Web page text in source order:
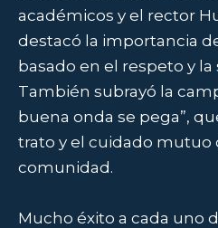
académicos y el rector
destacó la importancia
basado en el respeto y la
También subrayó la
buena onda se pega”,
trato y el cuidado mutuo
comunidad.
Mucho éxito a cada uno